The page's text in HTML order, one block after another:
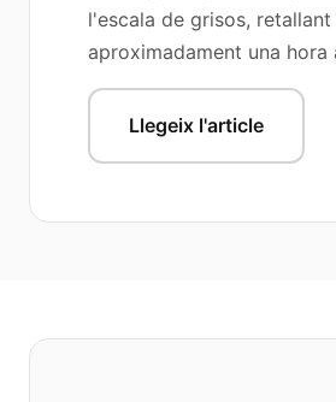
l'escala de grisos, retallant
aproximadament una hora
Llegeix l'article